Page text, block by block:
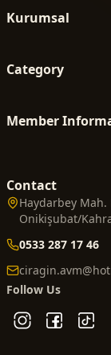
Kurumsal
Category
Member
Contact
Haydarbey Mah.
Onikişubat/
0533 287 17 46
Follow Us